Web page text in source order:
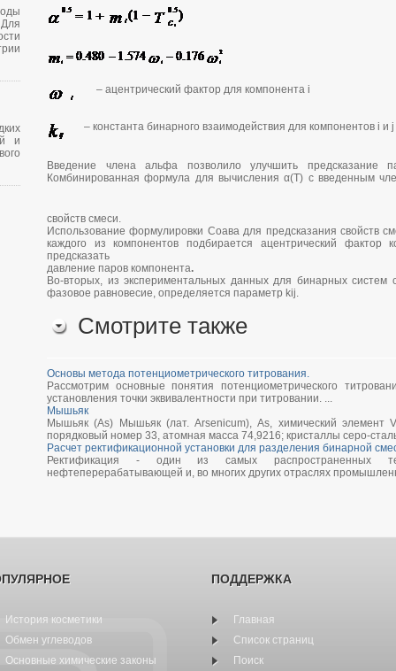
и
– ацентрический фактор для компонента i
– константа бинарного взаимодействия для компонентов i и j
Введение члена альфа позволило улучшить предсказание
Комбинированная формула для вычисления α(Т) с введенным
свойств смеси.
Использование формулировки Соава для предсказания свойств
каждого из компонентов подбирается ацентрический
предсказать
давление паров компонента.
Во-вторых, из экспериментальных данных для бинарных систем
фазовое равновесие, определяется параметр kij.
Смотрите также
Основы метода потенциометрического титрования.
Рассмотрим основные понятия потенциометрического
установления точки эквивалентности при титровании. ...
Мышьяк
Мышьяк (As) Мышьяк (лат. Arsenicum), As, химический элемент
порядковый номер 33, атомная масса 74,9216; кристаллы серо-
Расчет ректификационной установки для разделения бинарной
Ректификация - один из самых распространенных
нефтеперерабатывающей и, во многих других отраслях
История косметики
Обмен углеводов
Основные химические законы
ПОДДЕРЖКА
Главная
Список страниц
Поиск